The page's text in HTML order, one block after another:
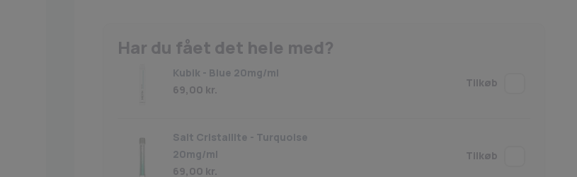
Har du fået det hele med?
Kubik - Blue 20mg/ml
69,00 kr.
Salt Cristallite - Turquoise
20mg/ml
69,00 kr.